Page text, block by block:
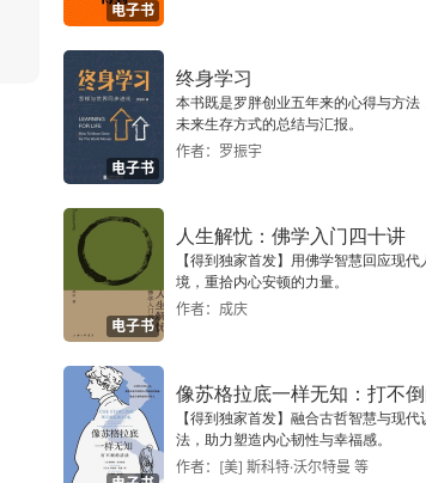
电子书
电子书
终身学习
本书既是罗胖创业五年来的心得与方法
未来生存方式的总结与汇报。
作者：罗振宇
电子书
人生解忧：佛学入门四十讲
【得到独家首发】用佛学智慧回应现代
境，重拾内心安顿的力量。
作者：成庆
像苏格拉底一样无知：打不
【得到独家首发】融合古哲智慧与现代
法，助力塑造内心韧性与幸福感。
作者：[美] 斯科特·沃尔特曼 等